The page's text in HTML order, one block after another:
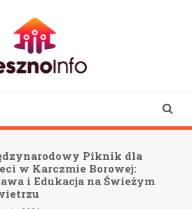
Piknik dla
w Karczmie Borowej:
i Edukacja na Świeżym